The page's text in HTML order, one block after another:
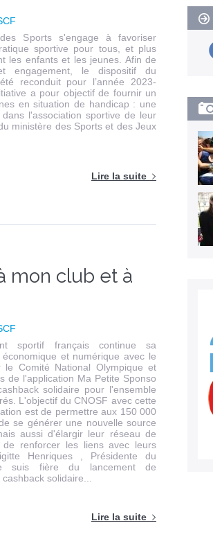
Sports s'engage à favoriser
sportive pour tous, et plus
les enfants et les jeunes. Afin de
engagement, le dispositif du
reconduit pour l’année 2023-
a pour objectif de fournir un
en situation de handicap : une
l'association sportive de leur
ministère des Sports et des Jeux
Lire la suite
mon club et à
sportif français continue sa
et numérique avec le
le Comité National Olympique et
de l'application Ma Petite Sponso
solidaire pour l'ensemble
L'objectif du CNOSF avec cette
est de permettre aux 150 000
se générer une nouvelle source
aussi d'élargir leur réseau de
de renforcer les liens avec leurs
Henriques , Présidente du
suis fière du lancement de
solidaire...
Lire la suite